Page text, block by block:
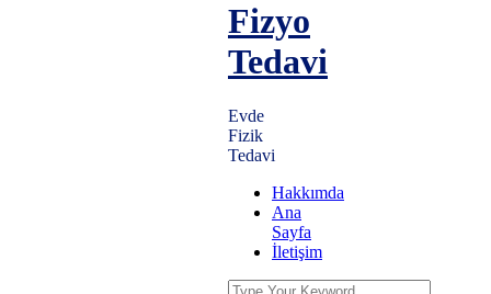
Fizyo
Tedavi
Evde
Fizik
Tedavi
Hakkımda
Ana
Sayfa
İletişim